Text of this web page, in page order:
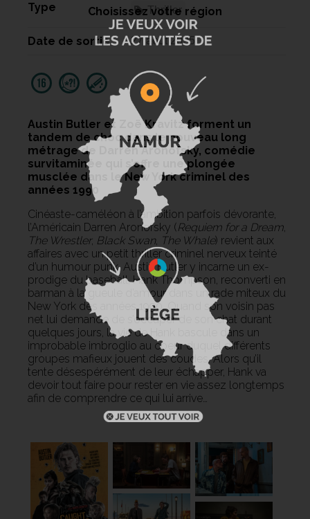
Type Thriller
Date de sortie 27 août 2025
Austin Butler et Zoë Kravitz forment un
tandem de choc dans le nouveau long
métrage de Darren Aronofsky, comédie
survitaminée qui s’offre une plongée
musclée dans le New York criminel des
années 1990
Cinéaste-caméléon à l’ambition parfois dévorante,
l’Américain Darren Aronofsky (Requiem for a Dream,
The Wrestler, Black Swan, The Whale) revient aux
affaires avec un petit thriller criminel nerveux teinté
d’un humour punk. Austin Butler y incarne un ex-
prodige du baseball, Hank Thompson, reconverti en
barman à la gueule d’amour dans un rade miteux du
New York des années 1990. Quand son voisin pas
net lui demande de s’occuper de son chat durant
quelques jours, la vie de Hank bascule dans un
improbable imbroglio au coeur duquel différents
groupes mafieux jouent des coudes. Alors qu’il
tente désespérément de leur échapper, Hank va
devoir tout faire pour rester en vie assez longtemps
afin de comprendre ce qui lui arrive…
Choisissez votre région